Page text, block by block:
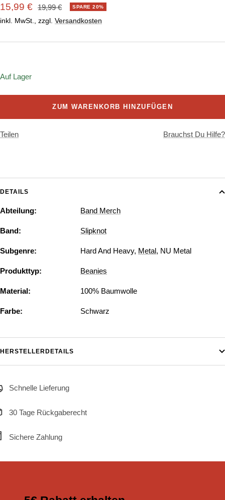
Angebotspreis
15,99 € Regulärer
Preis
19,99 € SPARE 20%
inkl. MwSt., zzgl. Versandkosten
Onesize
Auf Lager
ZUM WARENKORB HINZUFÜGEN
Teilen Brauchst Du Hilfe?
DETAILS
Abteilung: Band Merch
Band: Slipknot
Subgenre: Hard And Heavy, Metal, NU Metal
Produkttyp: Beanies
Material: 100% Baumwolle
Farbe: Schwarz
HERSTELLERDETAILS
Schnelle Lieferung
30 Tage Rückgaberecht
Sichere Zahlung